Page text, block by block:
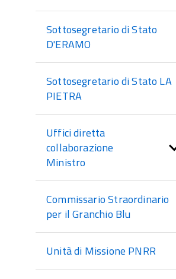
sezione
Sottosegretario di Stato
D'ERAMO
Sottosegretario di Stato LA
PIETRA
Uffici diretta
collaborazione
Ministro
Commissario Straordinario
per il Granchio Blu
Unità di Missione PNRR